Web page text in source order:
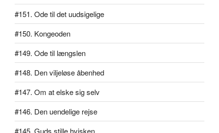
#151. Ode til det uudsigelige
#150. Kongeoden
#149. Ode til længslen
#148. Den viljeløse åbenhed
#147. Om at elske sig selv
#146. Den uendelige rejse
#145. Guds stille hvisken